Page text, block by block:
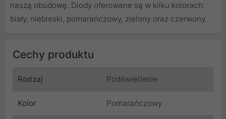
naszą obudowę. Diody oferowane są w kilku kolorach:
biały, niebieski, pomarańczowy, zielony oraz czerwony.
Cechy produktu
Rodzaj Podświetlenie
Kolor Pomarańczowy